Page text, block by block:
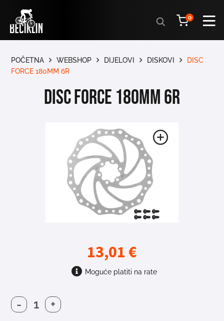
Products
search
0
POČETNA WEBSHOP DIJELOVI DISKOVI
DISC
FORCE 180MM 6R
DISC FORCE 180MM 6R
13,01€
Moguće platiti na rate
-
DISC
FORCE
+